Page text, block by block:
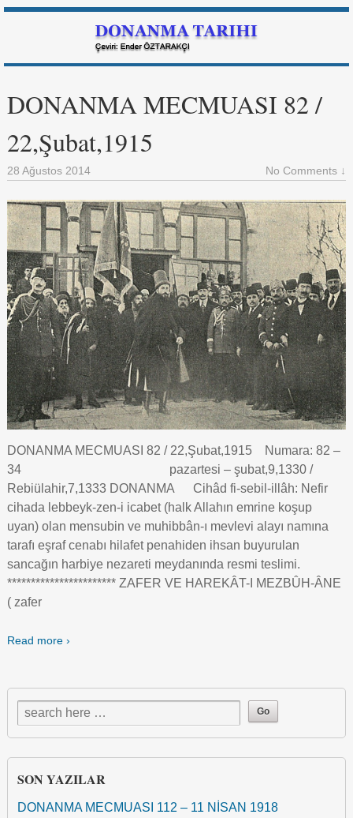
DONANMA MECMUASI 82 /
22,Şubat,1915
28 Ağustos 2014 No Comments ↓
DONANMA MECMUASI 82 / 22,Şubat,1915 Numara: 82 –
34 pazartesi – şubat,9,1330 /
Rebiülahir,7,1333 DONANMA Cihâd fi-sebil-illâh: Nefir
cihada lebbeyk-zen-i icabet (halk Allahın emrine koşup
uyan) olan mensubin ve muhibbân-ı mevlevi alayı namına
tarafı eşraf cenabı hilafet penahiden ihsan buyurulan
sancağın harbiye nezareti meydanında resmi teslimi.
*********************** ZAFER VE HAREKÂT-I MEZBÛH-ÂNE
( zafer
Read more ›
SON YAZILAR
DONANMA MECMUASI 112 – 11 NİSAN 1918